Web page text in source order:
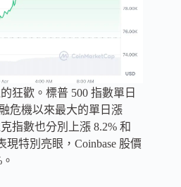
狂歡。標普 500 指數單日
危機以來最大的單日漲
指數也分別上漲 8.2% 和
現特別亮眼，Coinbase 股價